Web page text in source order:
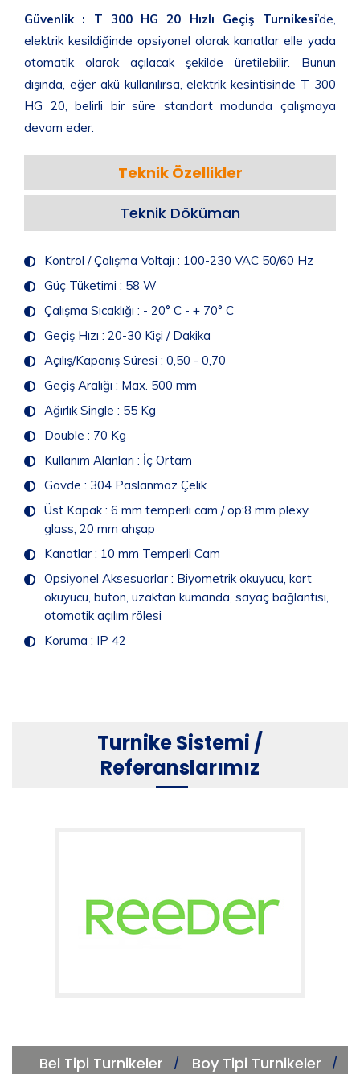
Güvenlik : T 300 HG 20 Hızlı Geçiş Turnikesi’de,
elektrik kesildiğinde opsiyonel olarak kanatlar elle yada
otomatik olarak açılacak şekilde üretilebilir. Bunun
dışında, eğer akü kullanılırsa, elektrik kesintisinde T 300
HG 20, belirli bir süre standart modunda çalışmaya
devam eder.
Teknik Özellikler
Teknik Döküman
Kontrol / Çalışma Voltajı : 100-230 VAC 50/60 Hz
Güç Tüketimi : 58 W
Çalışma Sıcaklığı : - 20° C - + 70° C
Geçiş Hızı : 20-30 Kişi / Dakika
Açılış/Kapanış Süresi : 0,50 - 0,70
Geçiş Aralığı : Max. 500 mm
Ağırlık Single : 55 Kg
Double : 70 Kg
Kullanım Alanları : İç Ortam
Gövde : 304 Paslanmaz Çelik
Üst Kapak : 6 mm temperli cam / op:8 mm plexy
glass, 20 mm ahşap
Kanatlar : 10 mm Temperli Cam
Opsiyonel Aksesuarlar : Biyometrik okuyucu, kart
okuyucu, buton, uzaktan kumanda, sayaç bağlantısı,
otomatik açılım rölesi
Koruma : IP 42
Turnike Sistemi /
Referanslarımız
Bel Tipi Turnikeler Boy Tipi Turnikeler